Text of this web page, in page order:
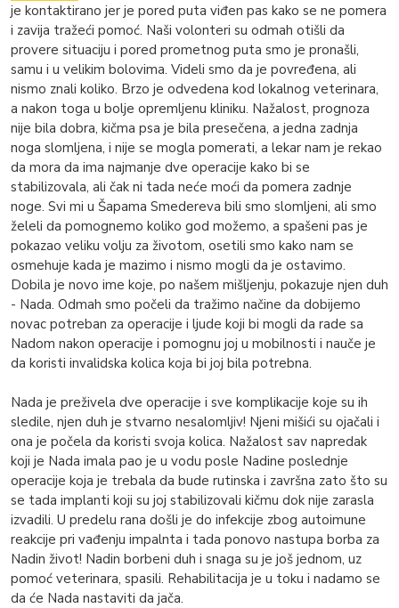
je kontaktirano jer je pored puta viđen pas kako se ne pomera
i zavija tražeći pomoć. Naši volonteri su odmah otišli da
provere situaciju i pored prometnog puta smo je pronašli,
samu i u velikim bolovima. Videli smo da je povređena, ali
nismo znali koliko. Brzo je odvedena kod lokalnog veterinara,
a nakon toga u bolje opremljenu kliniku. Nažalost, prognoza
nije bila dobra, kičma psa je bila presečena, a jedna zadnja
noga slomljena, i nije se mogla pomerati, a lekar nam je rekao
da mora da ima najmanje dve operacije kako bi se
stabilizovala, ali čak ni tada neće moći da pomera zadnje
noge. Svi mi u Šapama Smedereva bili smo slomljeni, ali smo
želeli da pomognemo koliko god možemo, a spašeni pas je
pokazao veliku volju za životom, osetili smo kako nam se
osmehuje kada je mazimo i nismo mogli da je ostavimo.
Dobila je novo ime koje, po našem mišljenju, pokazuje njen duh
- Nada. Odmah smo počeli da tražimo načine da dobijemo
novac potreban za operacije i ljude koji bi mogli da rade sa
Nadom nakon operacije i pomognu joj u mobilnosti i nauče je
da koristi invalidska kolica koja bi joj bila potrebna.
Nada je preživela dve operacije i sve komplikacije koje su ih
sledile, njen duh je stvarno nesalomljiv! Njeni mišići su ojačali i
ona je počela da koristi svoja kolica. Nažalost sav napredak
koji je Nada imala pao je u vodu posle Nadine poslednje
operacije koja je trebala da bude rutinska i završna zato što su
se tada implanti koji su joj stabilizovali kičmu dok nije zarasla
izvadili. U predelu rana došli je do infekcije zbog autoimune
reakcije pri vađenju impalnta i tada ponovo nastupa borba za
Nadin život! Nadin borbeni duh i snaga su je još jednom, uz
pomoć veterinara, spasili. Rehabilitacija je u toku i nadamo se
da će Nada nastaviti da jača.